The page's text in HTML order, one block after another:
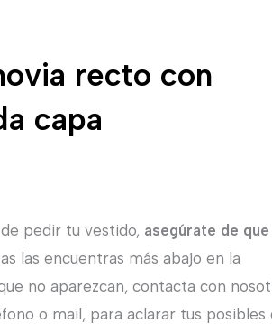
recto con
capa
pedir tu vestido, asegúrate de
las encuentras más abajo en la
no aparezcan, contacta con
o mail, para aclarar tus posibles